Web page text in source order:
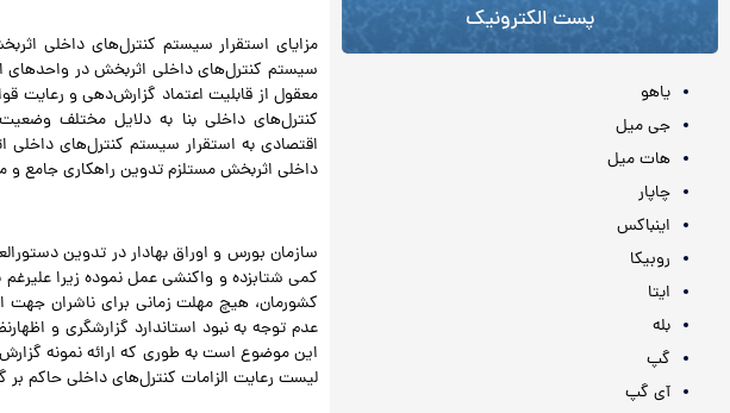
پست الکترونیک
یاهو
جی میل
هات میل
چاپار
اینباکس
روبیکا
ایتا
بله
گپ
آی گپ
مزایای استقرار سیستم کنترل‌های داخلی
سیستم کنترل‌های داخلی اثربخش در واحدهای
معقول از قابلیت اعتماد گزارش‌دهی و رعایت
کنترل‌های داخلی بنا به دلایل مختلف
اقتصادی به استقرار سیستم کنترل‌های
داخلی اثربخش مستلزم تدوین راهکاری جامع
سازمان بورس و اوراق بهادار در تدوین
کمی شتابزده و واکنشی عمل نموده زیرا
کشورمان، هیچ مهلت زمانی برای ناشران
عدم توجه به نبود استاندارد گزارشگری و
این موضوع است به طوری که ارائه نمونه
لیست رعایت الزامات کنترل‌های داخلی حاکم بر